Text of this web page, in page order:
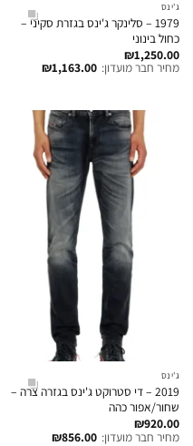
ג'ינס
1979 – סלינקר ג'ינס בגזרת סקיני –
כחול בינוני
₪1,250.00
מחיר חבר מועדון: ₪1,163.00
ג'ינס
2019 – די סטרוקט ג'ינס בגזרה צרה –
שחור/אפור כהה
₪920.00
מחיר חבר מועדון: ₪856.00